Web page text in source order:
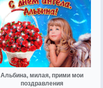
Альбина, милая, прими мои
поздравления